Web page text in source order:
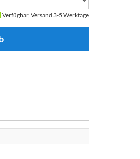
Verfügbar, Versand 3-5 Werktage